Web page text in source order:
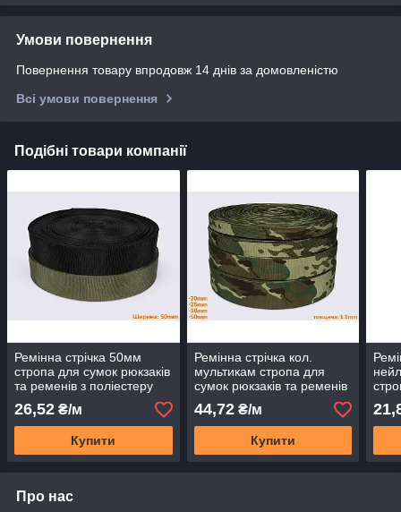
Умови повернення
Повернення товару впродовж 14 днів за домовленістю
Всі умови повернення
Подібні товари компанії
Ремінна стрічка 50мм
стропа для сумок рюкзаків
та ременів з поліестеру
PEO
26,52 ₴/м
Купити
Ремінна стрічка кол.
мультикам стропа для
сумок рюкзаків та ременів
з поліестеру PEO
44,72₴/м
Купити
та
Про нас